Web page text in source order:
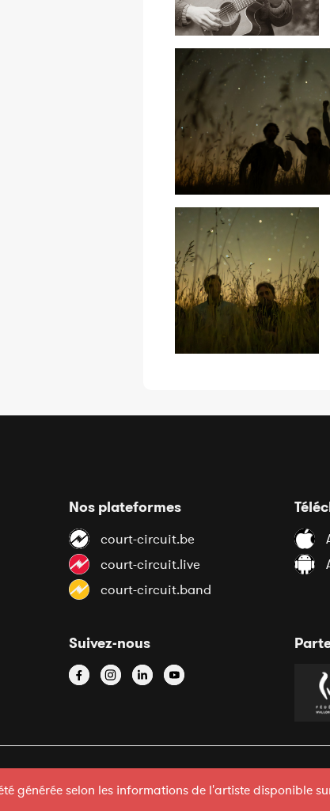
générée selon les informations de l'artiste disponible
Nos plateformes
court-circuit.be
court-circuit.live
court-circuit.band
Suivez-nous